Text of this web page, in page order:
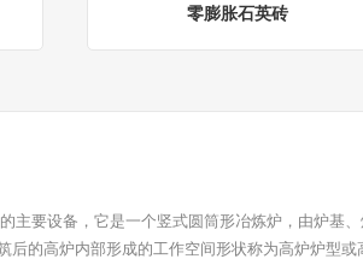
零膨胀石英砖
主要设备，它是一个竖式圆筒形冶炼炉，由炉基
后的高炉内部形成的工作空间形状称为高炉炉型